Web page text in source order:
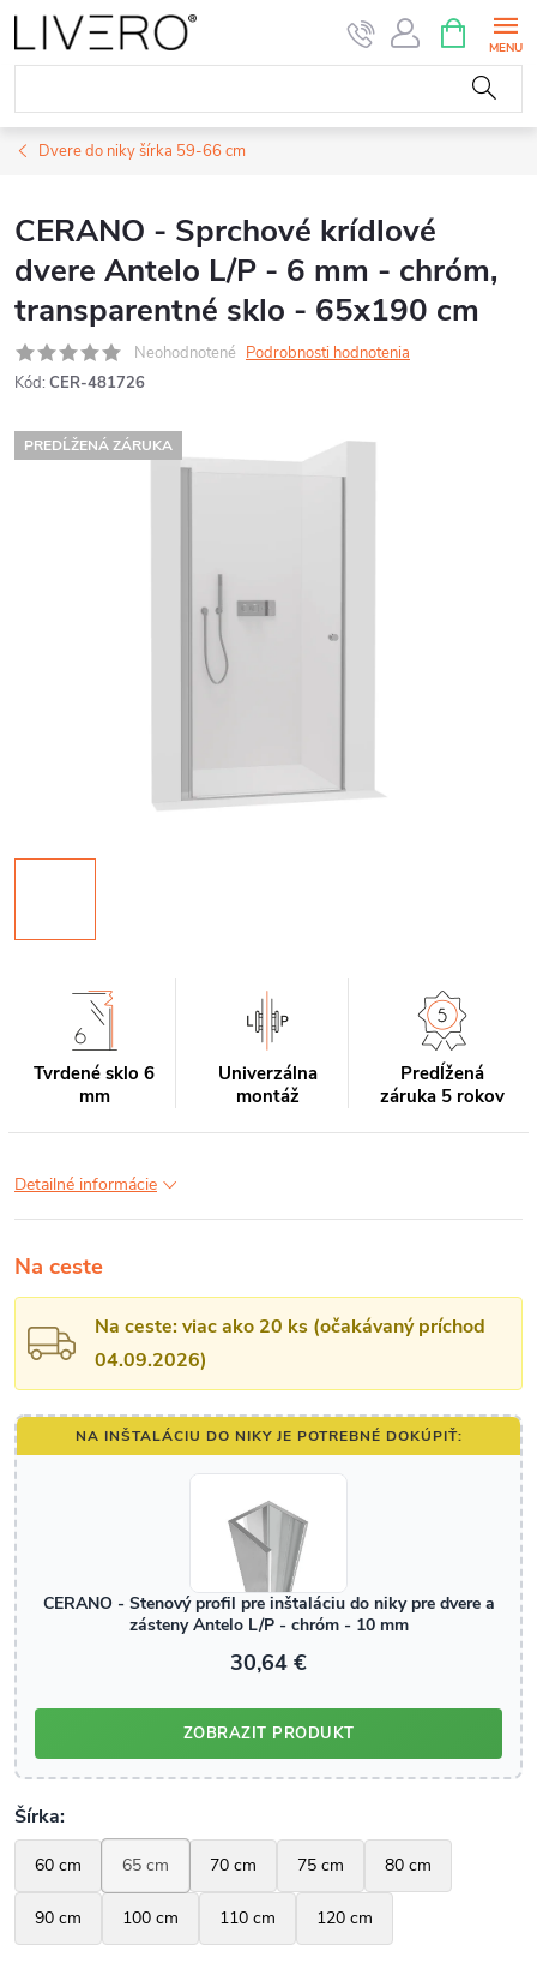
Prejsť
na
obsah
KOŠÍK
Dvere do niky šírka 59-66 cm
CERANO - Sprchové krídlové
dvere Antelo L/P - 6 mm - chróm,
transparentné sklo - 65x190 cm
Neohodnotené Podrobnosti hodnotenia
Kód: CER-481726
PREDĹŽENÁ ZÁRUKA
Tvrdené sklo 6
mm
Univerzálna
montáž
Predĺžená
záruka 5 rokov
Detailné informácie
Na ceste
Na ceste: viac ako 20 ks (očakávaný príchod
04.09.2026)